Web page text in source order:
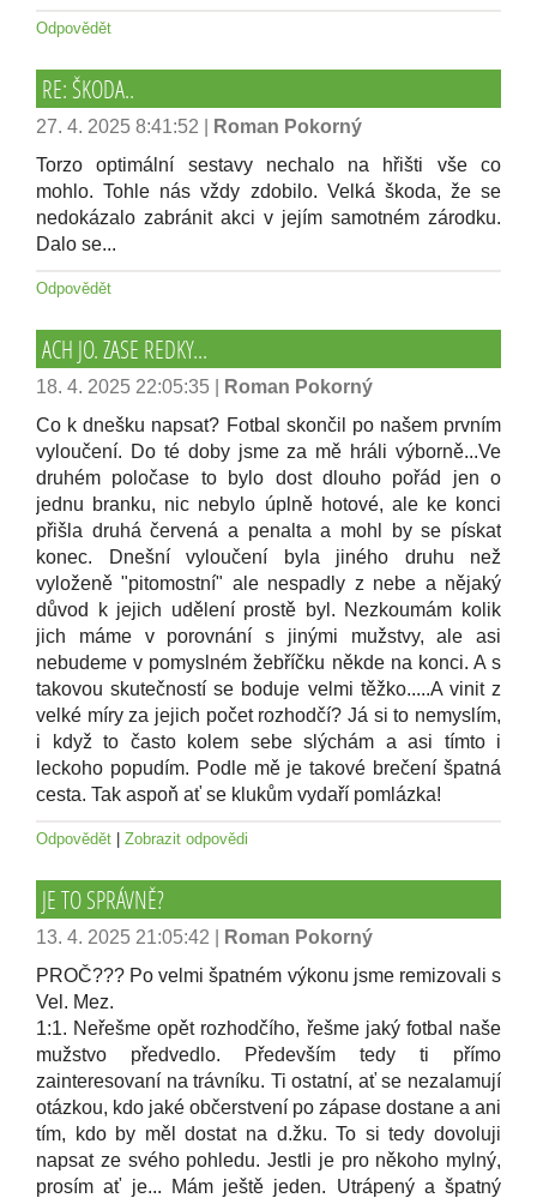
Odpovědět
RE: ŠKODA..
27. 4. 2025 8:41:52
Roman Pokorný
Torzo optimální sestavy nechalo na hřišti vše co
mohlo. Tohle nás vždy zdobilo. Velká škoda, že se
nedokázalo zabránit akci v jejím samotném zárodku.
Dalo se...
Odpovědět
ACH JO. ZASE REDKY...
18. 4. 2025 22:05:35
Roman Pokorný
Co k dnešku napsat? Fotbal skončil po našem prvním
vyloučení. Do té doby jsme za mě hráli výborně...Ve
druhém poločase to bylo dost dlouho pořád jen o
jednu branku, nic nebylo úplně hotové, ale ke konci
přišla druhá červená a penalta a mohl by se pískat
konec. Dnešní vyloučení byla jiného druhu než
vyloženě "pitomostní" ale nespadly z nebe a nějaký
důvod k jejich udělení prostě byl. Nezkoumám kolik
jich máme v porovnání s jinými mužstvy, ale asi
nebudeme v pomyslném žebříčku někde na konci. A s
takovou skutečností se boduje velmi těžko.....A vinit z
velké míry za jejich počet rozhodčí? Já si to nemyslím,
i když to často kolem sebe slýchám a asi tímto i
leckoho popudím. Podle mě je takové brečení špatná
cesta. Tak aspoň ať se klukům vydaří pomlázka!
Odpovědět Zobrazit odpovědi
JE TO SPRÁVNĚ?
13. 4. 2025 21:05:42
Roman Pokorný
PROČ??? Po velmi špatném výkonu jsme remizovali s
Vel. Mez.
1:1. Neřešme opět rozhodčího, řešme jaký fotbal naše
mužstvo předvedlo. Především tedy ti přímo
zainteresovaní na trávníku. Ti ostatní, ať se nezalamují
otázkou, kdo jaké občerstvení po zápase dostane a ani
tím, kdo by měl dostat na d.žku. To si tedy dovoluji
napsat ze svého pohledu. Jestli je pro někoho mylný,
prosím ať je... Mám ještě jeden. Utrápený a špatný